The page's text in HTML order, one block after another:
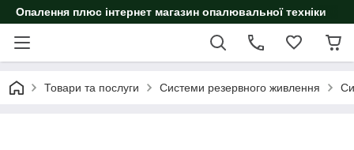
Опалення плюс інтернет магазин опалювальної техніки
Товари та послуги Системи резервного живлення